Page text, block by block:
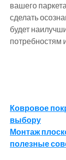
вашего
сделать
будет
потребностям
по
Ковровое
выбору
Монтаж
полезные